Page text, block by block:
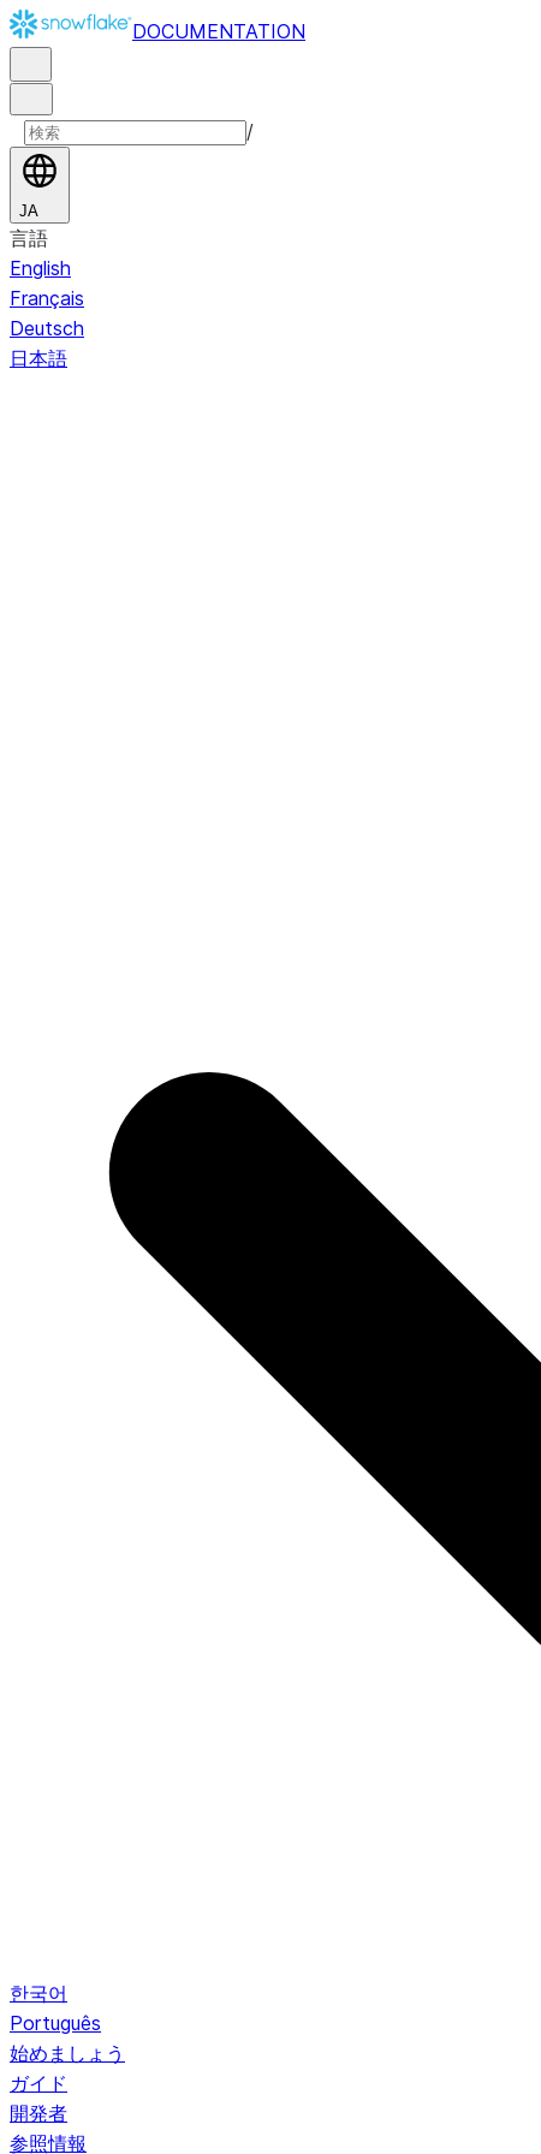
DOCUMENTATION
/
JA
言語
English
Français
Deutsch
日本語
한국어
Português
始めましょう
ガイド
開発者
参照情報